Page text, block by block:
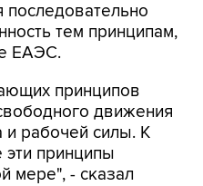
тем принципам,
ЕАЭС.
принципов
движения
и рабочей силы. К
эти принципы
мере", - сказал